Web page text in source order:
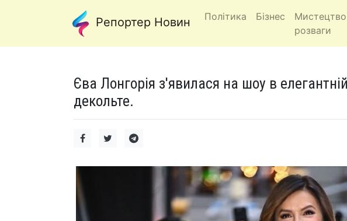
Репортер Новин Політика Бізнес
розваги
Єва Лонгорія з'явилася на шоу в
декольте.